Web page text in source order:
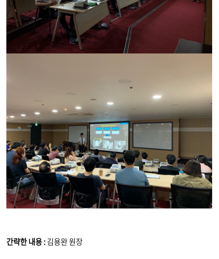
간략한 내용 :김용완 원장